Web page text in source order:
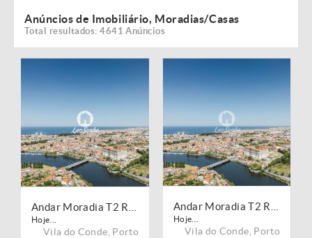
Anúncios de Imobiliário, Moradias/Casas
Total resultados: 4641 Anúncios
Hoje...
Vila do Conde Porto
Hoje...
Vila do Conde Porto